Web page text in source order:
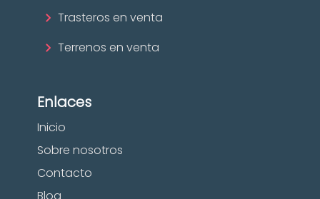
Trasteros en venta
Terrenos en venta
Enlaces
Inicio
Sobre nosotros
Contacto